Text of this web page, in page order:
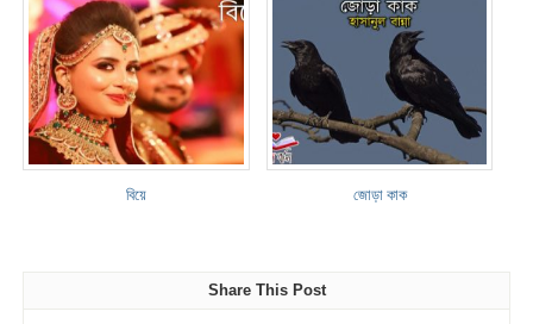
বিয়ে জোড়া কাক
Share This Post